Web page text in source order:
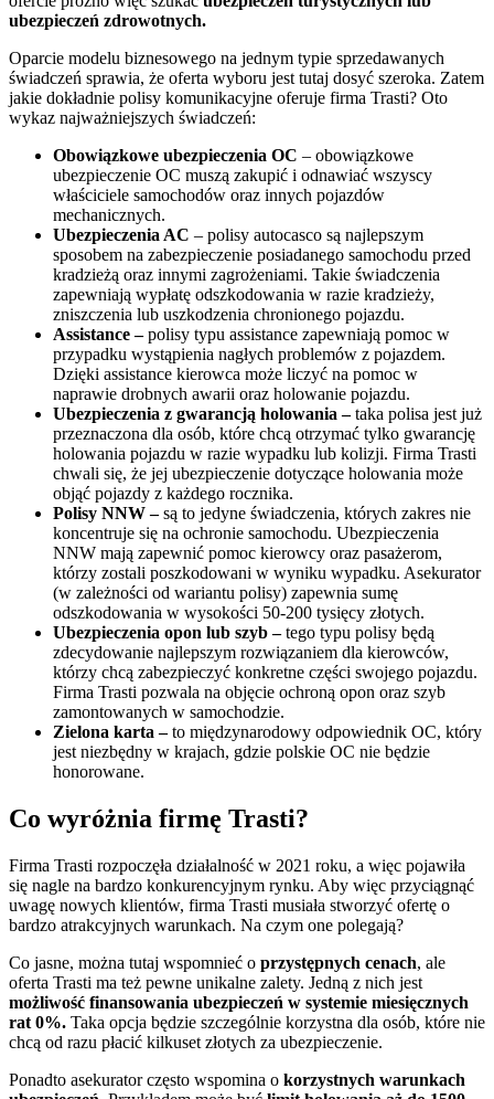
ubezpieczeń zdrowotnych.
Oparcie modelu biznesowego na jednym typie sprzedawanych
świadczeń sprawia, że oferta wyboru jest tutaj dosyć szeroka. Zatem
jakie dokładnie polisy komunikacyjne oferuje firma Trasti? Oto
wykaz najważniejszych świadczeń:
Obowiązkowe ubezpieczenia OC – obowiązkowe
ubezpieczenie OC muszą zakupić i odnawiać wszyscy
właściciele samochodów oraz innych pojazdów
mechanicznych.
Ubezpieczenia AC – polisy autocasco są najlepszym
sposobem na zabezpieczenie posiadanego samochodu przed
kradzieżą oraz innymi zagrożeniami. Takie świadczenia
zapewniają wypłatę odszkodowania w razie kradzieży,
zniszczenia lub uszkodzenia chronionego pojazdu.
Assistance –polisy typu assistance zapewniają pomoc w
przypadku wystąpienia nagłych problemów z pojazdem.
Dzięki assistance kierowca może liczyć na pomoc w
naprawie drobnych awarii oraz holowanie pojazdu.
Ubezpieczenia z gwarancją holowania –taka polisa jest już
przeznaczona dla osób, które chcą otrzymać tylko gwarancję
holowania pojazdu w razie wypadku lub kolizji. Firma Trasti
chwali się, że jej ubezpieczenie dotyczące holowania może
objąć pojazdy z każdego rocznika.
Polisy NNW –są to jedyne świadczenia, których zakres nie
koncentruje się na ochronie samochodu. Ubezpieczenia
NNW mają zapewnić pomoc kierowcy oraz pasażerom,
którzy zostali poszkodowani w wyniku wypadku. Asekurator
(w zależności od wariantu polisy) zapewnia sumę
odszkodowania w wysokości 50-200 tysięcy złotych.
Ubezpieczenia opon lub szyb –tego typu polisy będą
zdecydowanie najlepszym rozwiązaniem dla kierowców,
którzy chcą zabezpieczyć konkretne części swojego pojazdu.
Firma Trasti pozwala na objęcie ochroną opon oraz szyb
zamontowanych w samochodzie.
Zielona karta –to międzynarodowy odpowiednik OC, który
jest niezbędny w krajach, gdzie polskie OC nie będzie
honorowane.
Co wyróżnia firmę Trasti?
Firma Trasti rozpoczęła działalność w 2021 roku, a więc pojawiła
się nagle na bardzo konkurencyjnym rynku. Aby więc przyciągnąć
uwagę nowych klientów, firma Trasti musiała stworzyć ofertę o
bardzo atrakcyjnych warunkach. Na czym one polegają?
Co jasne, można tutaj wspomnieć o przystępnych cenach, ale
oferta Trasti ma też pewne unikalne zalety. Jedną z nich jest
możliwość finansowania ubezpieczeń w systemie miesięcznych
rat 0%. Taka opcja będzie szczególnie korzystna dla osób, które nie
chcą od razu płacić kilkuset złotych za ubezpieczenie.
Ponadto asekurator często wspomina o korzystnych warunkach